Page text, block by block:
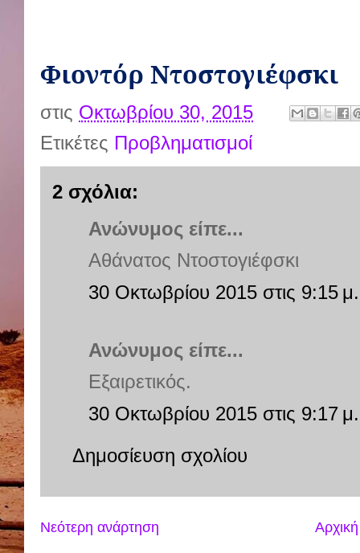
Φιοντόρ Ντοστογιέφσκι
στις Οκτωβρίου 30, 2015
Ετικέτες Προβληματισμοί
2 σχόλια:
Ανώνυμος είπε...
Αθάνατος Ντοστογιέφσκι
30 Οκτωβρίου 2015 στις 9:15
Ανώνυμος είπε...
Εξαιρετικός.
30 Οκτωβρίου 2015 στις 9:17
Δημοσίευση σχολίου
Νεότερη ανάρτηση